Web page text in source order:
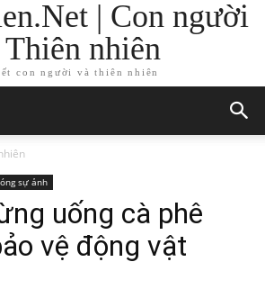
| Con người
nhiên
con người và thiên nhiên
sự ảnh
uống cà phê
vệ động vật